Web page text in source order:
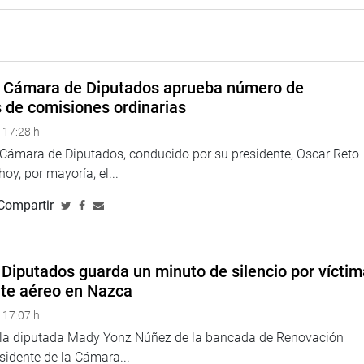
el seguimiento parlamentario especializado
en la futura Cámara de Diputados.
(bancada Renovación Popular) destacó la importancia de
organización de los juegos y contribuya a garantizar su
(bancada Juntos por el Perú-Voces del Pueblo-Bloque
de integración nacional y reconoció el trabajo
de Diputados aprueba número de
comisiones ordinarias
h
de Diputados, conducido por su presidente, Oscar Reto
por mayoría, el...
guarda un minuto de silencio por
aéreo en Nazca
h
diputada Mady Yonz Núñez de la bancada de Renovación
de la Cámara...